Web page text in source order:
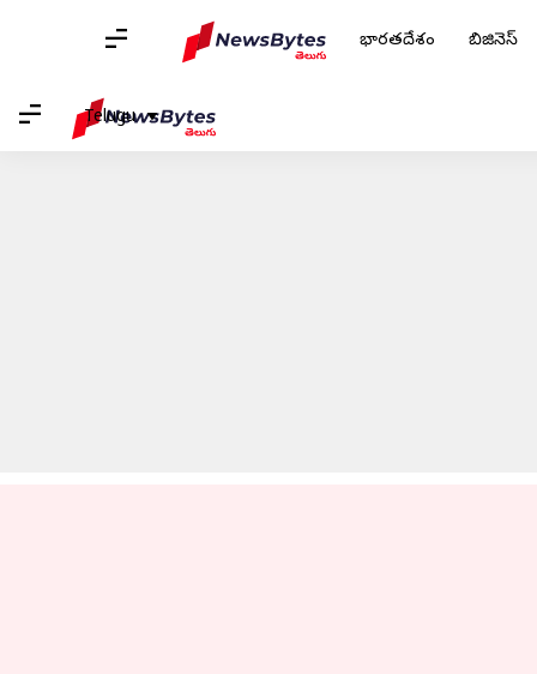
భారతదేశం బిజినెస్
Telugu
వార్తలు క్రీడలు వార్తలు / IPL 2023 : గుజరాత్ టైటాన్స్ పై గెలిచి